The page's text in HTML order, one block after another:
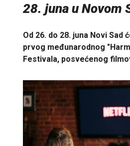
28. juna u Novom
Od 26. do 28. juna Novi Sad
prvog međunarodnog
Festivala, posvećenog